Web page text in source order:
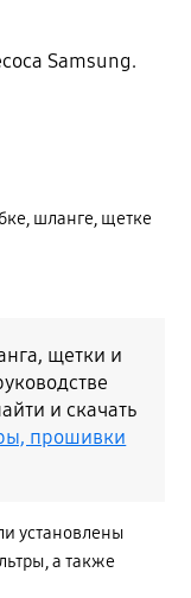
Samsung.
шланге, щетке
щетки и
и скачать
прошивки
установлены
а также